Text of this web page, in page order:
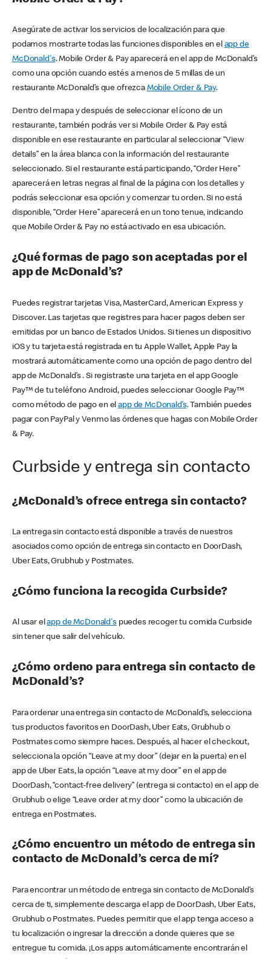
Asegúrate de activar los servicios de localización para que
podamos mostrarte todas las funciones disponibles en el app de
McDonald's. Mobile Order & Pay aparecerá en el app de McDonald’s
como una opción cuando estés a menos de 5 millas de un
restaurante McDonald’s que ofrezca Mobile Order & Pay.
Dentro del mapa y después de seleccionar el ícono de un
restaurante, también podrás ver si Mobile Order & Pay está
disponible en ese restaurante en particular al seleccionar “View
details” en la área blanca con la información del restaurante
seleccionado. Si el restaurante está participando, “Order Here”
aparecerá en letras negras al final de la página con los detalles y
podrás seleccionar esa opción y comenzar tu orden. Si no está
disponible, “Order Here” aparecerá en un tono tenue, indicando
que Mobile Order & Pay no está activado en esa ubicación.
¿Qué formas de pago son aceptadas por el
app de McDonald’s?
Puedes registrar tarjetas Visa, MasterCard, American Express y
Discover. Las tarjetas que registres para hacer pagos deben ser
emitidas por un banco de Estados Unidos. Si tienes un dispositivo
iOS y tu tarjeta está registrada en tu Apple Wallet, Apple Pay la
mostrará automáticamente como una opción de pago dentro del
app de McDonald’s . Si registraste una tarjeta en el app Google
Pay™ de tu teléfono Android, puedes seleccionar Google Pay™
como método de pago en elapp de McDonald’s. También puedes
pagar con PayPal y Venmo las órdenes que hagas con Mobile Order
& Pay.
Curbside y entrega sin contacto
¿McDonald’s ofrece entrega sin contacto?
La entrega sin contacto está disponible a través de nuestros
asociados como opción de entrega sin contacto en DoorDash,
Uber Eats, Grubhub y Postmates.
¿Cómo funciona la recogida Curbside?
Al usar elapp de McDonald'spuedes recoger tu comida Curbside
sin tener que salir del vehículo.
¿Cómo ordeno para entrega sin contacto de
McDonald’s?
Para ordenar una entrega sin contacto de McDonald’s, selecciona
tus productos favoritos en DoorDash, Uber Eats, Grubhub o
Postmates como siempre haces. Después, al hacer el checkout,
selecciona la opción “Leave at my door” (dejar en la puerta) en el
app de Uber Eats, la opción “Leave at my door” en el app de
DoorDash, “contact-free delivery” (entrega si contacto) en el app de
Grubhub o elige “Leave order at my door” como la ubicación de
entrega en Postmates.
¿Cómo encuentro un método de entrega sin
contacto de McDonald’s cerca de mí?
Para encontrar un método de entrega sin contacto de McDonald’s
cerca de ti, simplemente descarga el app de DoorDash, Uber Eats,
Grubhub o Postmates. Puedes permitir que el app tenga acceso a
tu localización o ingresar la dirección a donde quieres que se
entregue tu comida. ¡Los apps automáticamente encontrarán el